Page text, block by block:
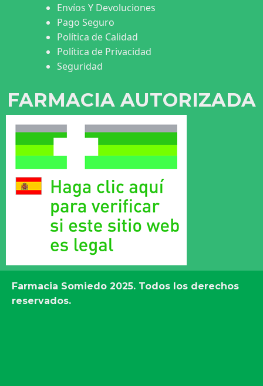
Envíos Y Devoluciones
Pago Seguro
Política de Calidad
Política de Privacidad
Seguridad
FARMACIA AUTORIZADA
Farmacia Somiedo 2025. Todos los derechos
reservados.